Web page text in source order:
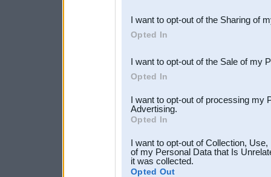
Downstream Participants
third parties.
I want to opt-out of the Sharing of
Opted In
I want to opt-out of the Sale of my
Opted In
I want to opt-out of processing my
Advertising.
Opted In
I want to opt-out of Collection,
of my Personal Data that Is
it was collected.
Opted Out